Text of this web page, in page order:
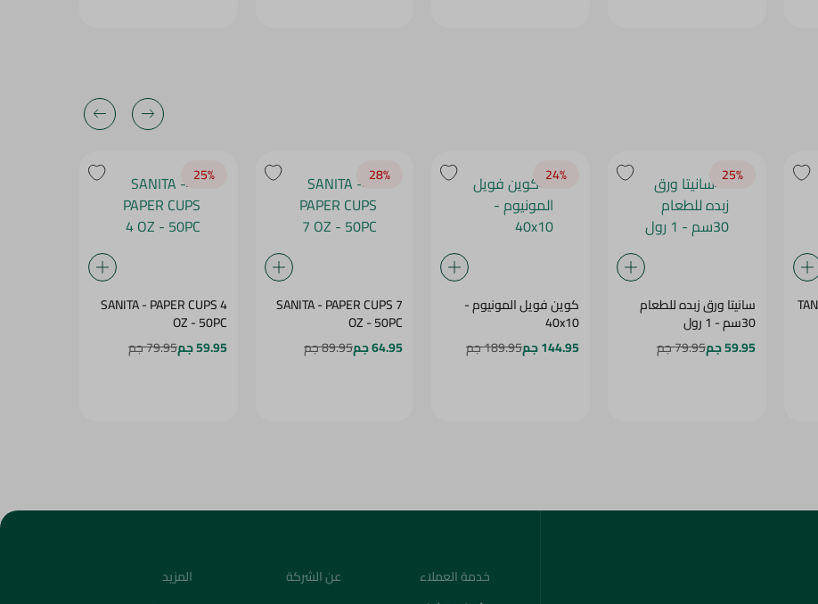
25‎%‎
سانيتا ورق زبده للطعام
30سم - 1 رول
59.95 جم
79.95 جم
24‎%‎
كوين فويل المونيوم -
40x10
144.95 جم
189.95 جم
28‎%‎
SANITA - PAPER CUPS 7
OZ - 50PC
64.95 جم
89.95 جم
25‎%‎
SANITA - PAPER CUPS 4
OZ - 50PC
59.95 جم
79.95 جم
خدمة العملاء
عن الشركة
المزيد